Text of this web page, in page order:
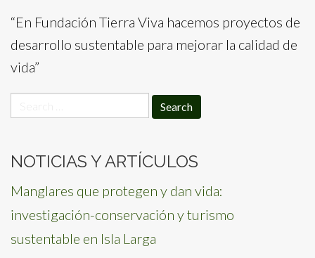
“En Fundación Tierra Viva hacemos proyectos de
desarrollo sustentable para mejorar la calidad de
vida”
for:
NOTICIAS Y ARTÍCULOS
Manglares que protegen y dan vida:
investigación-conservación y turismo
sustentable en Isla Larga